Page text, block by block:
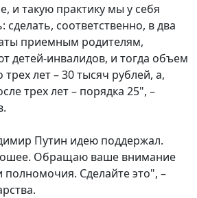
и такую практику мы у себя
сделать, соответственно, в два
приемным родителям,
детей-инвалидов, и тогда объем
трех лет – 30 тысяч рублей, а,
трех лет – порядка 25", –
Путин идею поддержал.
Обращаю ваше внимание
полномочия. Сделайте это", –